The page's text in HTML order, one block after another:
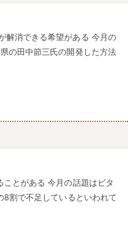
解消できる希望がある 今月の
の田中節三氏の開発した方法
とがある 今月の話題はビタ
8割で不足しているといわれて